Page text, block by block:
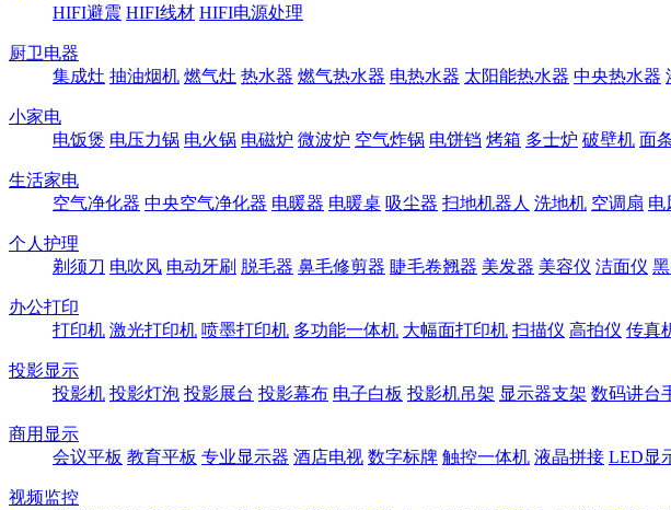
HIFI避震 HIFI线材 HIFI电源处理
厨卫电器
集成灶 抽油烟机 燃气灶 热水器 燃气热水器 电热水器 太阳能热水器 中央热水器
小家电
电饭煲 电压力锅 电火锅 电磁炉 微波炉 空气炸锅 电饼铛 烤箱 多士炉 破壁机 面
生活家电
空气净化器 中央空气净化器 电暖器 电暖桌 吸尘器 扫地机器人 洗地机 空调扇 电
个人护理
剃须刀 电吹风 电动牙刷 脱毛器 鼻毛修剪器 睫毛卷翘器 美发器 美容仪 洁面仪
办公打印
打印机 激光打印机 喷墨打印机 多功能一体机 大幅面打印机 扫描仪 高拍仪 传真
投影显示
投影机 投影灯泡 投影展台 投影幕布 电子白板 投影机吊架 显示器支架 数码讲台
商用显示
会议平板 教育平板 专业显示器 酒店电视 数字标牌 触控一体机 液晶拼接 LED显
视频监控